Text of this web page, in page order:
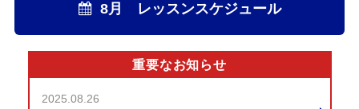
8月 レッスンスケジュール
重要なお知らせ
2025.08.26